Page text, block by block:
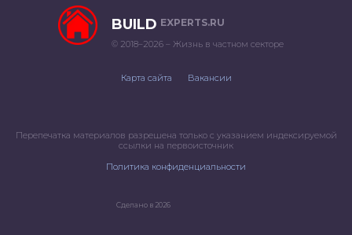
BUILD EXPERTS.RU
© 2018–2026 – Жизнь в частном секторе
Карта сайта Вакансии
Перепечатка материалов разрешена только с указанием индексируемой
ссылки на первоисточник
Политика конфиденциальности
Сделано в 2026